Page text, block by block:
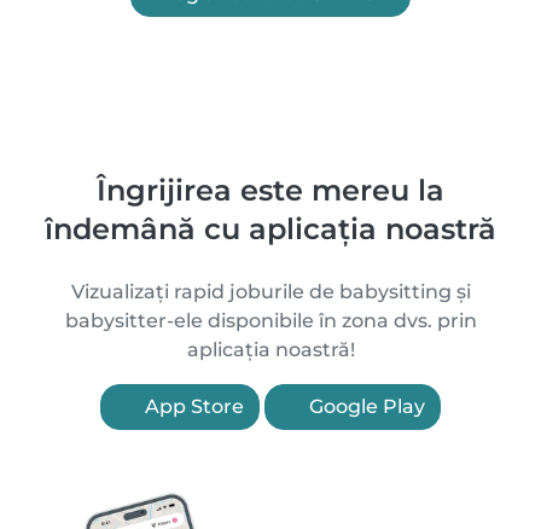
Îngrijirea este mereu la
îndemână cu aplicația noastră
Vizualizați rapid joburile de babysitting și
babysitter-ele disponibile în zona dvs. prin
aplicația noastră!
App Store Google Play